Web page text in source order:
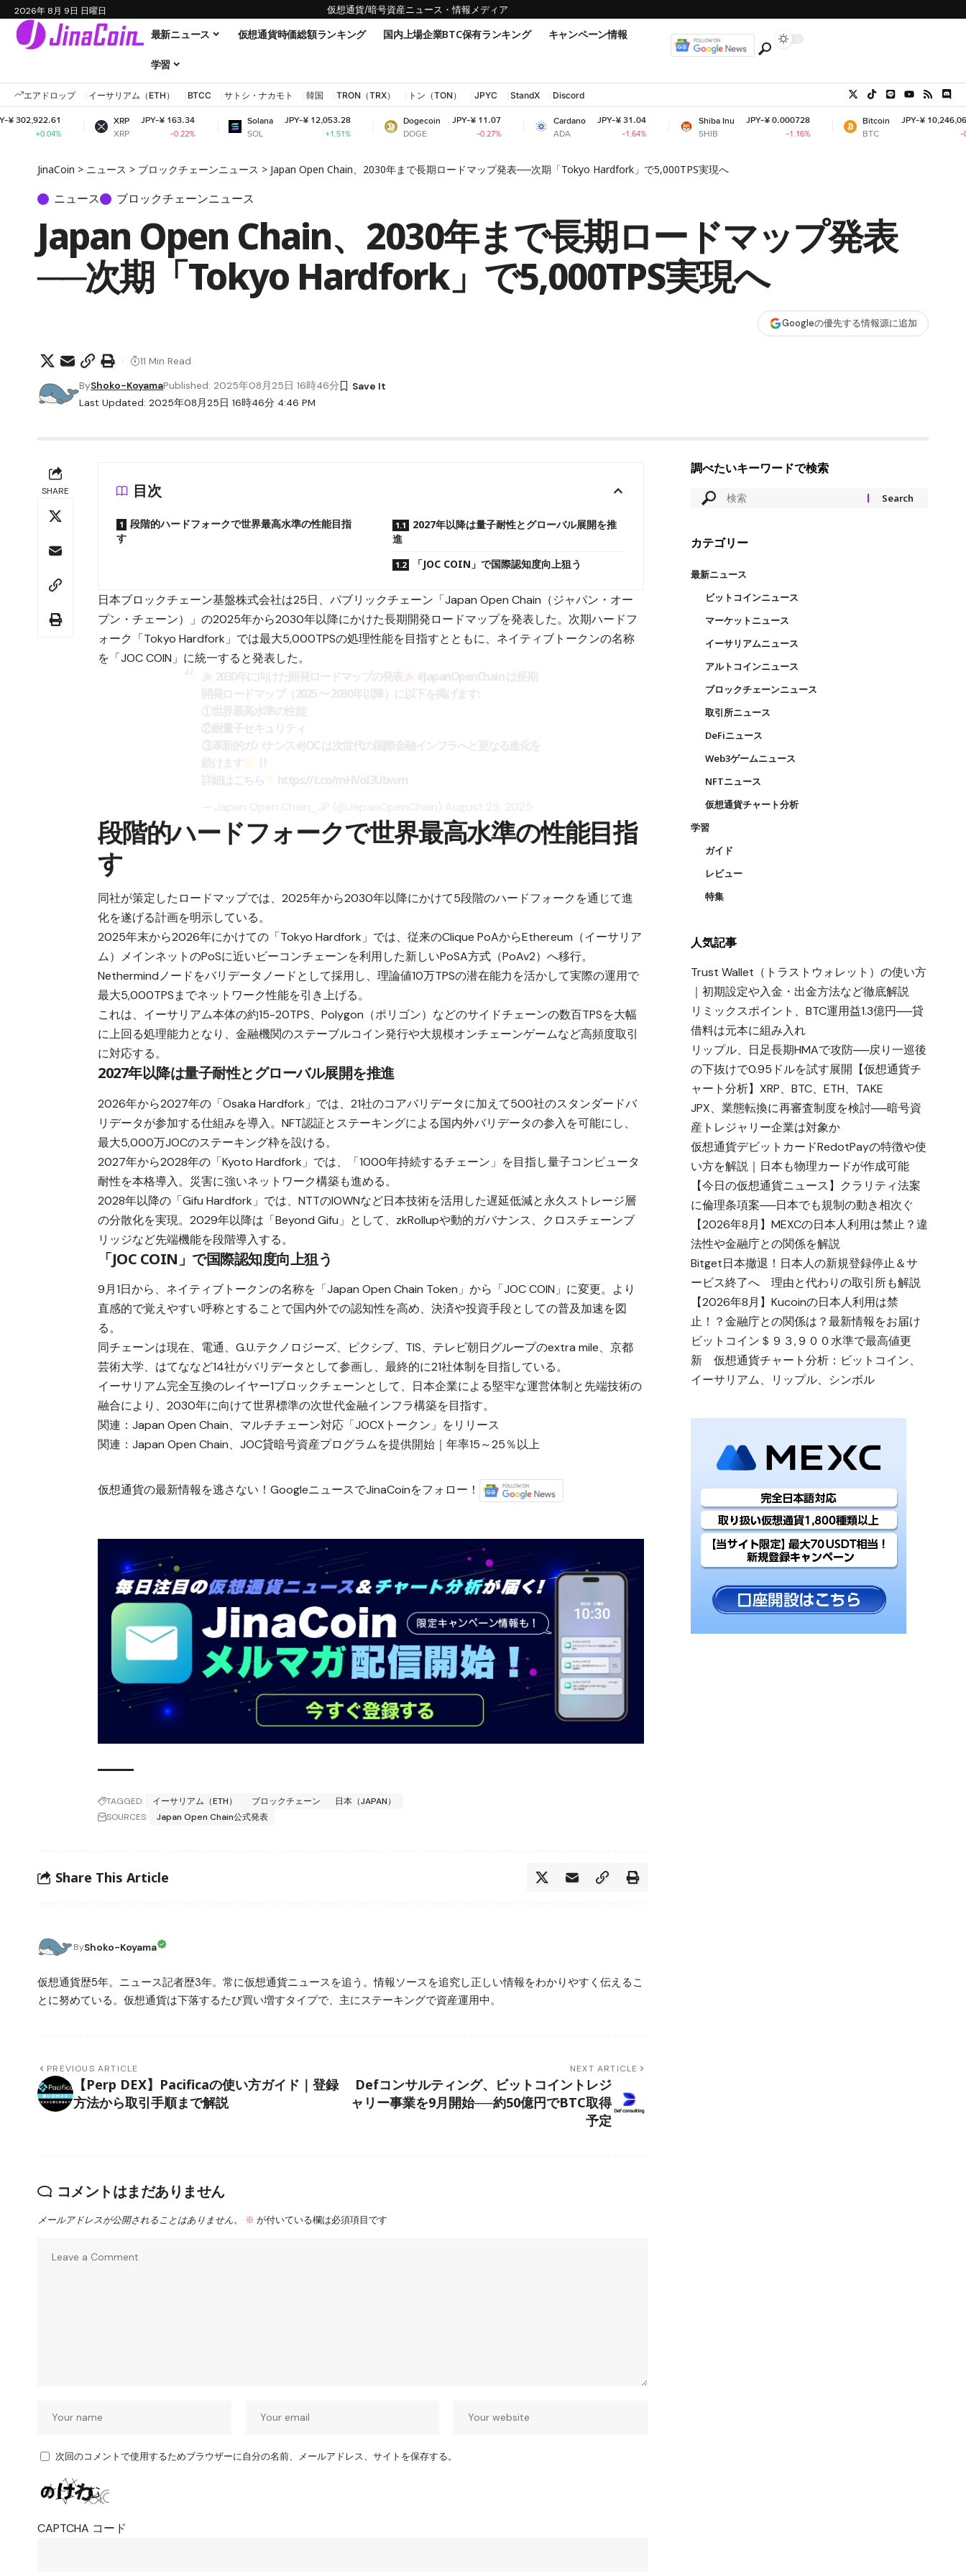
2026年 8月 9日 日曜日 仮想通貨/暗号資産ニュース・情報メディア
最新ニュース 仮想通貨時価総額ランキング 国内上場企業BTC保有ランキング キャンペーン情報
学習
エアドロップ イーサリアム（ETH） BTCC サトシ・ナカモト 韓国 TRON（TRX） トン（TON） JPYC StandX Discord
XRP
XRP
JPY-¥ 163.34
-0.22%
Solana
SOL
JPY-¥ 12,053.28
Dogecoin
DOGE
JPY-¥ 11.07
-0.27%
Cardano
ADA
JPY-¥ 31.04
-1.64%
Shiba Inu
SHIB
JPY-¥ 0.000728
Bitcoin
BTC
JPY-¥ 10,246,069.16
JinaCoin > ニュース > ブロックチェーンニュース > Japan Open Chain、2030年まで長期ロードマップ発表──次期「Tokyo Hardfork」で5,000TPS実現へ
ニュース ブロックチェーンニュース
Japan Open Chain、2030年まで長期ロードマップ発表
──次期「Tokyo Hardfork」で5,000TPS実現へ
Googleの優先する情報源に追加
Last Updated: 2025年08月25日 16時46分 4:46 PM
ByShoko-KoyamaPublished: 2025年08月25日 16時46分
11 Min Read
SHARE 目次
段階的ハードフォークで世界最高水準の性能目指
す
2027年以降は量子耐性とグローバル展開を推
進
「JOC COIN」で国際認知度向上狙う
日本ブロックチェーン基盤株式会社は25日、パブリックチェーン「Japan Open Chain（ジャパン・オー
プン・チェーン）」の2025年から2030年以降にかけた長期開発ロードマップを発表した。次期ハードフ
ォーク「Tokyo Hardfork」では最大5,000TPSの処理性能を目指すとともに、ネイティブトークンの名称
を「JOC COIN」に統一すると発表した。
段階的ハードフォークで世界最高水準の性能目指
す
同社が策定したロードマップでは、2025年から2030年以降にかけて5段階のハードフォークを通じて進
化を遂げる計画を明示している。
2025年末から2026年にかけての「Tokyo Hardfork」では、従来のClique PoAからEthereum（イーサリア
ム）メインネットのPoSに近いビーコンチェーンを利用した新しいPoSA方式（PoAv2）へ移行。
Nethermindノードをバリデータノードとして採用し、理論値10万TPSの潜在能力を活かして実際の運用で
最大5,000TPSまでネットワーク性能を引き上げる。
これは、イーサリアム本体の約15-20TPS、Polygon（ポリゴン）などのサイドチェーンの数百TPSを大幅
に上回る処理能力となり、金融機関のステーブルコイン発行や大規模オンチェーンゲームなど高頻度取引
に対応する。
2027年以降は量子耐性とグローバル展開を推進
2026年から2027年の「Osaka Hardfork」では、21社のコアバリデータに加えて500社のスタンダードバ
リデータが参加する仕組みを導入。NFT認証とステーキングによる国内外バリデータの参入を可能にし、
最大5,000万JOCのステーキング枠を設ける。
2027年から2028年の「Kyoto Hardfork」では、「1000年持続するチェーン」を目指し量子コンピュータ
耐性を本格導入。災害に強いネットワーク構築も進める。
2028年以降の「Gifu Hardfork」では、NTTのIOWNなど日本技術を活用した遅延低減と永久ストレージ層
の分散化を実現。2029年以降は「Beyond Gifu」として、zkRollupや動的ガバナンス、クロスチェーンブ
リッジなど先端機能を段階導入する。
「JOC COIN」で国際認知度向上狙う
9月1日から、ネイティブトークンの名称を「Japan Open Chain Token」から「JOC COIN」に変更。より
直感的で覚えやすい呼称とすることで国内外での認知性を高め、決済や投資手段としての普及加速を図
る。
同チェーンは現在、電通、G.U.テクノロジーズ、ピクシブ、TIS、テレビ朝日グループのextra mile、京都
芸術大学、はてななど14社がバリデータとして参画し、最終的に21社体制を目指している。
イーサリアム完全互換のレイヤー1ブロックチェーンとして、日本企業による堅牢な運営体制と先端技術の
融合により、2030年に向けて世界標準の次世代金融インフラ構築を目指す。
関連：Japan Open Chain、マルチチェーン対応「JOCXトークン」をリリース
関連：Japan Open Chain、JOC貸暗号資産プログラムを提供開始｜年率15～25％以上
仮想通貨の最新情報を逃さない！GoogleニュースでJinaCoinをフォロー！
TAGGED: イーサリアム（ETH） ブロックチェーン
日本（JAPAN）
SOURCES:
Japan Open Chain公式発表
Share This Article
ByShoko-Koyama
仮想通貨歴5年。ニュース記者歴3年。常に仮想通貨ニュースを追う。情報ソースを追究し正しい情報をわかりやすく伝えるこ
とに努めている。仮想通貨は下落するたび買い増すタイプで、主にステーキングで資産運用中。
PREVIOUS ARTICLE
【Perp DEX】Pacificaの使い方ガイド｜登録
方法から取引手順まで解説
NEXT ARTICLE
Defコンサルティング、ビットコイントレジ
ャリー事業を9月開始──約50億円でBTC取得
予定
コメントはまだありません
メールアドレスが公開されることはありません。 ※ が付いている欄は必須項目です
次回のコメントで使用するためブラウザーに自分の名前、メールアドレス、サイトを保存する。
CAPTCHA コード
調べたいキーワードで検索
カテゴリー
最新ニュース
ビットコインニュース
マーケットニュース
イーサリアムニュース
アルトコインニュース
ブロックチェーンニュース
取引所ニュース
DeFiニュース
Web3ゲームニュース
NFTニュース
仮想通貨チャート分析
学習
ガイド
レビュー
特集
人気記事
Trust Wallet（トラストウォレット）の使い方
｜初期設定や入金・出金方法など徹底解説
リミックスポイント、BTC運用益1.3億円──貸
借料は元本に組み入れ
リップル、日足長期HMAで攻防──戻り一巡後
の下抜けで0.95ドルを試す展開【仮想通貨チ
ャート分析】XRP、BTC、ETH、TAKE
JPX、業態転換に再審査制度を検討──暗号資
産トレジャリー企業は対象か
仮想通貨デビットカードRedotPayの特徴や使
い方を解説｜日本も物理カードが作成可能
【今日の仮想通貨ニュース】クラリティ法案
に倫理条項案──日本でも規制の動き相次ぐ
【2026年8月】MEXCの日本人利用は禁止？違
法性や金融庁との関係を解説
Bitget日本撤退！日本人の新規登録停止＆サ
ービス終了へ 理由と代わりの取引所も解説
【2026年8月】Kucoinの日本人利用は禁
止！？金融庁との関係は？最新情報をお届け
ビットコイン＄９３,９００水準で最高値更
新 仮想通貨チャート分析：ビットコイン、
イーサリアム、リップル、シンボル